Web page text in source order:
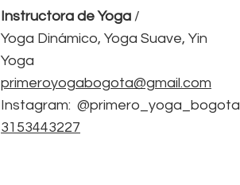
Instructora de Yoga /
Yoga Dinámico, Yoga Suave, Yin
Yoga
primeroyogabogota@gmail.com
Instagram: @primero_yoga_bogota
3153443227